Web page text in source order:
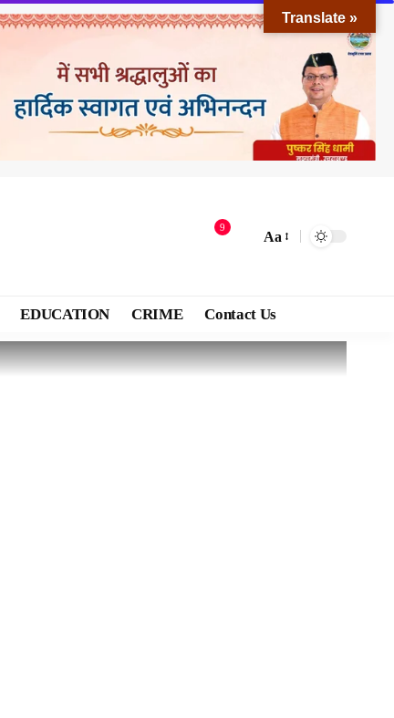
9
Aa
EDUCATION CRIME Contact Us
Translate »